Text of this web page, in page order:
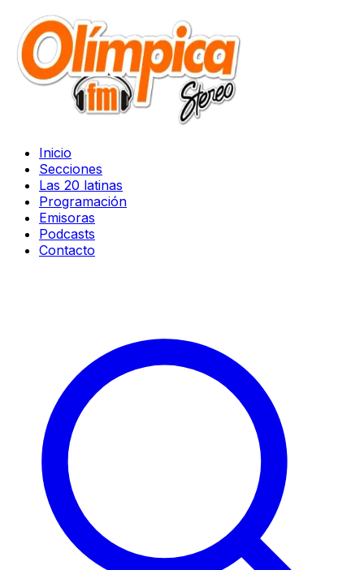
Inicio
Secciones
Las 20 latinas
Programación
Emisoras
Podcasts
Contacto